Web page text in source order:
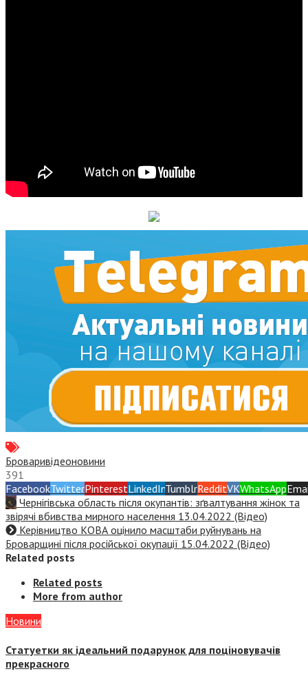
Броваривідеоновини
391
FacebookTwitterPinterestLinkedInTumblrRedditVKWhatsApp
Чернігівська область після окупантів: зґвалтування жінок та
звірячі вбивства мирного населення 13.04.2022 (Відео)
Керівництво КОВА оцінило масштаби руйнувань на
Броварщині після російської окупації 15.04.2022 (Відео)
Related posts
Related posts
More from author
Новини
Статуетки як ідеальний подарунок для поціновувачів
прекрасного